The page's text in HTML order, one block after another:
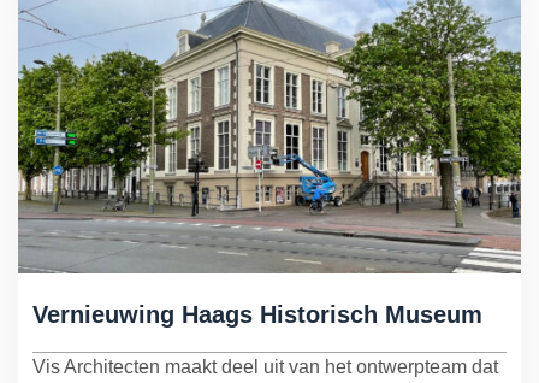
Vernieuwing Haags Historisch Museum
Vis Architecten maakt deel uit van het ontwerpteam dat